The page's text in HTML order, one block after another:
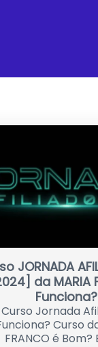
JORNADA
da MARIA
Funciona?
Jornada
Curso
FRANCO é Bom?